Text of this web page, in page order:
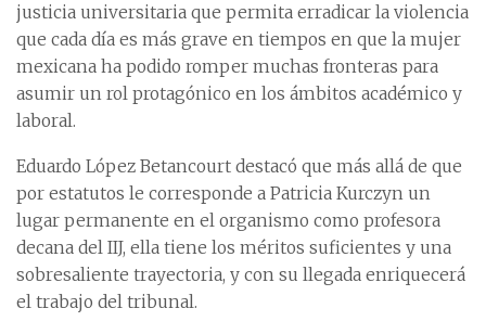
justicia universitaria que permita erradicar la violencia
que cada día es más grave en tiempos en que la mujer
mexicana ha podido romper muchas fronteras para
asumir un rol protagónico en los ámbitos académico y
laboral.
Eduardo López Betancourt destacó que más allá de que
por estatutos le corresponde a Patricia Kurczyn un
lugar permanente en el organismo como profesora
decana del IIJ, ella tiene los méritos suficientes y una
sobresaliente trayectoria, y con su llegada enriquecerá
el trabajo del tribunal.